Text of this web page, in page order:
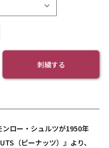
刺繍する
ロー・シュルツが1950年
（ピーナッツ）』より、